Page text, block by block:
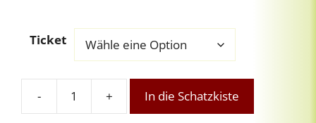
Ticket
-
Wartelisten
+ In die Schatzkiste